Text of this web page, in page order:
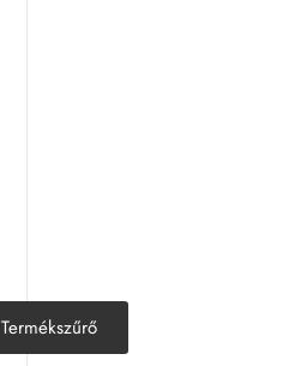
Termékszűrő